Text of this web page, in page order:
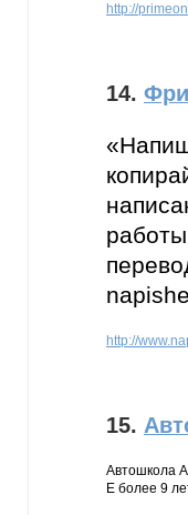
http://
14.
http://
15.
Автошкола
Е более 9